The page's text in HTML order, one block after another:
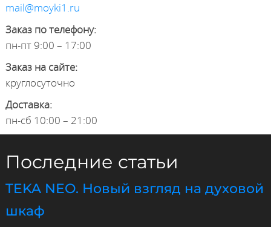
mail@moyki1.ru
Заказ по телефону:
пн-пт 9:00 – 17:00
Заказ на сайте:
круглосуточно
Доставка:
пн-сб 10:00 – 21:00
Последние статьи
TEKA NEO. Новый взгляд на духовой
шкаф